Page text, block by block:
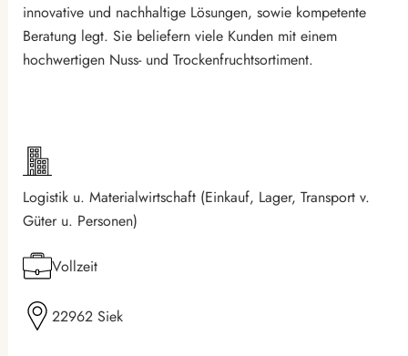
Logistik u. Materialwirtschaft (Einkauf, Lager, Transport v.
Güter u. Personen)
Vollzeit
22962 Siek
innovative und nachhaltige Lösungen, sowie kompetente
Beratung legt. Sie beliefern viele Kunden mit einem
hochwertigen Nuss- und Trockenfruchtsortiment.